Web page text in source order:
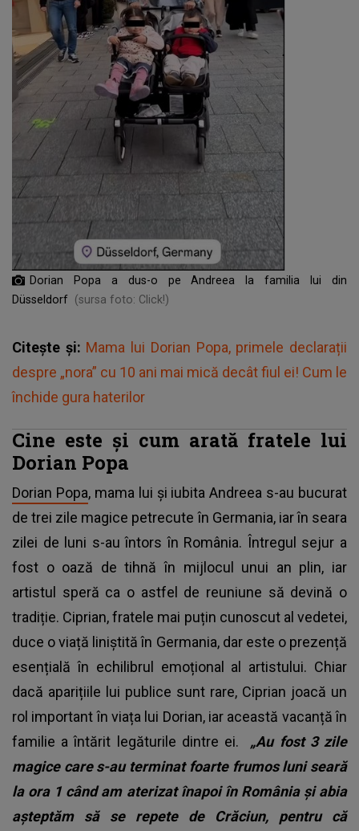
Dorian Popa a dus-o pe Andreea la familia lui din
Düsseldorf (sursa foto: Click!)
Citește și: Mama lui Dorian Popa, primele declarații
despre „nora” cu 10 ani mai mică decât fiul ei! Cum le
închide gura haterilor
Cine este și cum arată fratele lui
Dorian Popa
Dorian Popa, mama lui și iubita Andreea s-au bucurat
de trei zile magice petrecute în Germania, iar în seara
zilei de luni s-au întors în România. Întregul sejur a
fost o oază de tihnă în mijlocul unui an plin, iar
artistul speră ca o astfel de reuniune să devină o
tradiție. Ciprian, fratele mai puțin cunoscut al vedetei,
duce o viață liniștită în Germania, dar este o prezență
esențială în echilibrul emoțional al artistului. Chiar
dacă aparițiile lui publice sunt rare, Ciprian joacă un
rol important în viața lui Dorian, iar această vacanță în
familie a întărit legăturile dintre ei. „Au fost 3 zile
magice care s-au terminat foarte frumos luni seară
la ora 1 când am aterizat înapoi în România și abia
așteptăm să se repete de Crăciun, pentru că